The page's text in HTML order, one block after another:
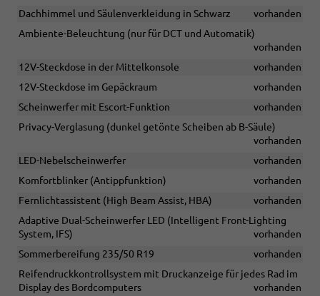
Dachhimmel und Säulenverkleidung in Schwarz
vorhanden
Ambiente-Beleuchtung (nur für DCT und Automatik)
vorhanden
12V-Steckdose in der Mittelkonsole
vorhanden
12V-Steckdose im Gepäckraum
vorhanden
Scheinwerfer mit Escort-Funktion
vorhanden
Privacy-Verglasung (dunkel getönte Scheiben ab B-Säule)
vorhanden
LED-Nebelscheinwerfer
vorhanden
Komfortblinker (Antippfunktion)
vorhanden
Fernlichtassistent (High Beam Assist, HBA)
vorhanden
Adaptive Dual-Scheinwerfer LED (Intelligent Front-Lighting
System, IFS)
vorhanden
Sommerbereifung 235/50 R19
vorhanden
Reifendruckkontrollsystem mit Druckanzeige für jedes Rad im
Display des Bordcomputers
vorhanden